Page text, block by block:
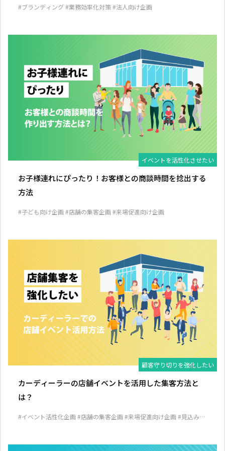
#ブランディング #業務効率化対策#法人向け企画
イベントを活性化させたい
お子様連れにぴったり！お客様との商談時間を捻出する
方法
#子ども向け企画 #店舗の集客企画 #来場促進向け企画
顧客守り切りを強化したい
カーディーラーの店舗イベントを活用した集客方法と
は？
#イベント活性化企画 #店舗の集客企画 #来場促進向け企画 #見込み客